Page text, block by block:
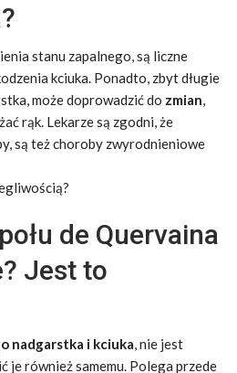
stanu zapalnego, są liczne
kciuka. Ponadto, zbyt długie
może doprowadzić do zmian,
rąk. Lekarze są zgodni, że
są też choroby zwyrodnieniowe
de Quervaina
Jest to
nadgarstka i kciuka, nie jest
je również samemu. Polega przede